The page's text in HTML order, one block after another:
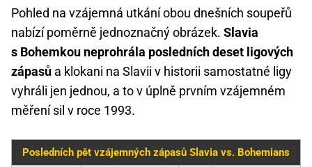
Pohled na vzájemná utkání obou dnešních soupeřů
nabízí poměrně jednoznačný obrázek. Slavia
s Bohemkou neprohrála posledních deset ligových
zápasů a klokani na Slavii v historii samostatné ligy
vyhráli jen jednou, a to v úplně prvním vzájemném
měření sil v roce 1993.
Posledních pět vzájemných zápasů Slavia vs. Bohemians